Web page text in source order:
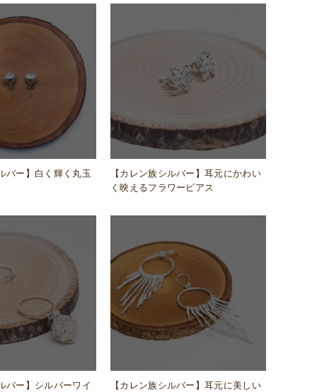
バー】白く輝く丸玉
【カレン族シルバー】耳元にかわい
く映えるフラワーピアス
バー】シルバーワイ
【カレン族シルバー】耳元に美しい